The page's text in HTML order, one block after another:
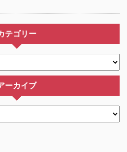
テゴリー
ーカイブ